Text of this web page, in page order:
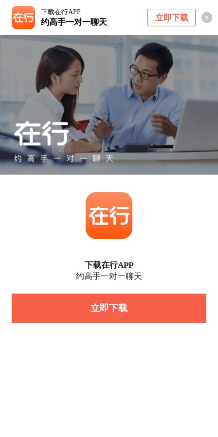
下载在行APP
约高手一对一聊天 立即下载
下载在行APP
约高手一对一聊天
立即下载